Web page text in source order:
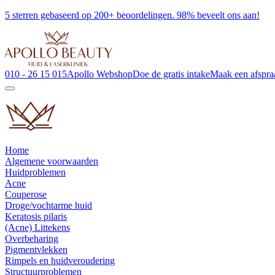
5 sterren gebaseerd op 200+ beoordelingen. 98% beveelt ons aan!
010 - 26 15 015Apollo WebshopDoe de gratis intakeMaak een
Home
Algemene voorwaarden
Huidproblemen
Acne
Couperose
Droge/vochtarme huid
Keratosis pilaris
(Acne) Littekens
Overbeharing
Pigmentvlekken
Rimpels en huidveroudering
Structuurproblemen